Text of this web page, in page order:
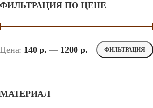
ФИЛЬТРАЦИЯ ПО ЦЕНЕ
ФИЛЬТРАЦИЯ
Цена: 140 p. — 1200 p.
МАТЕРИАЛ